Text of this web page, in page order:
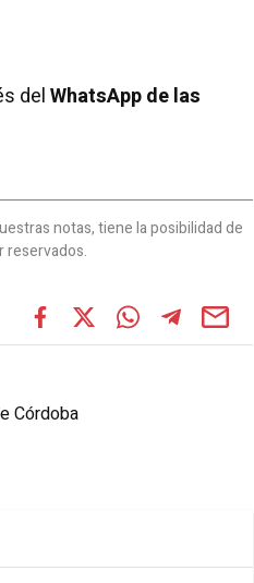
delWhatsApp de las
notas, tiene la posibilidad de
reservados.
Córdoba